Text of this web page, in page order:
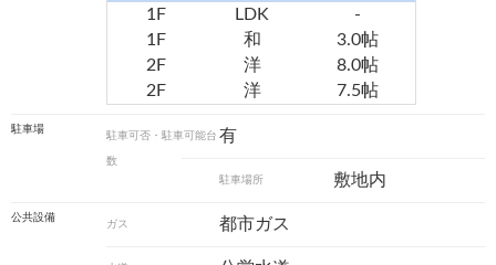
1F
LDK
-
1F
和
3.0帖
2F
洋
8.0帖
2F
洋 7.5帖
駐車場
駐車可否・駐車可能台
数
有
駐車場所 敷地内
公共設備
ガス 都市ガス